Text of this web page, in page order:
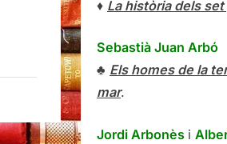
♦ La història dels
Sebastià Juan Arbó
♣ Els homes de la
mar.
Jordi Arbonès i